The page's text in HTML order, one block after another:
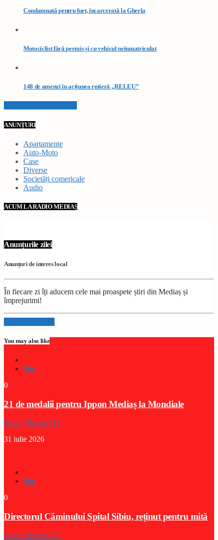
Condamnată pentru furt, încarcerată la Gherla
Motociclist fără permis și cu vehicul neînmatriculat
148 de amenzi în acțiunea rutieră „RELEU”
ANUNȚURI
Apartamente
Auto-Moto
Case
Diverse
Societăți comericale
Audio
ACUM LA RADIO MEDIAȘ
Anunțurile zilei
Anunțuri de interes local
În fiecare zi îți aducem cele mai proaspete știri din Mediaș și
împrejurimi!
Info and episodes
You may also like
Stiri
0
21 de medalii pentru Ippon Mediaș la Mondiale
Radio Medias 725
31 iulie 2026
Stiri
0
Directorul Căminului Spital Sibiu, reținut pentru mită
Radio Medias 725